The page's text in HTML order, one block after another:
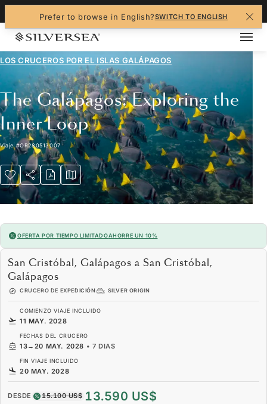
Prefer to browse in English?SWITCH TO ENGLISH
LOS CRUCEROS POR EL ISLAS GALÁPAGOS
The Galápagos: Exploring the
Inner Loop
Viaje#OR280513007
OFERTA POR TIEMPO LIMITADOAHORRE UN 10%
San Cristóbal, Galápagos a San Cristóbal,
Galápagos
CRUCERO DE EXPEDICIÓN SILVER ORIGIN
COMIENZO VIAJE INCLUIDO
11 MAY. 2028
FECHAS DEL CRUCERO
13→ 20 MAY. 2028 • 7 DIAS
FIN VIAJE INCLUIDO
20 MAY. 2028
DESDE 15.100 US$ 13.590 US$